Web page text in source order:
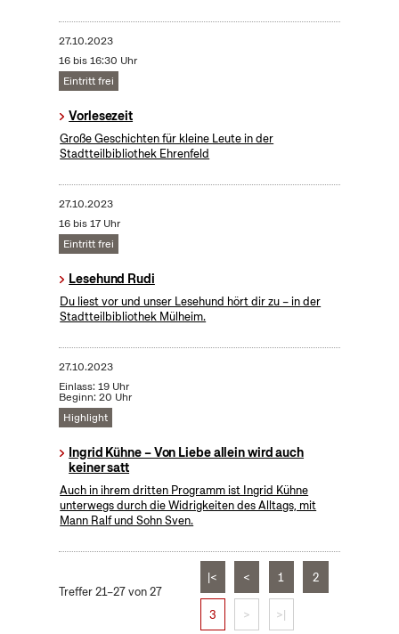
27.10.2023
16 bis 16:30 Uhr
Eintritt frei
Vorlesezeit
Große Geschichten für kleine Leute in der
Stadtteilbibliothek Ehrenfeld
27.10.2023
16 bis 17 Uhr
Eintritt frei
Lesehund Rudi
Du liest vor und unser Lesehund hört dir zu – in der
Stadtteilbibliothek Mülheim.
27.10.2023
Einlass: 19 Uhr
Beginn: 20 Uhr
Highlight
Ingrid Kühne – Von Liebe allein wird auch
keiner satt
Auch in ihrem dritten Programm ist Ingrid Kühne
unterwegs durch die Widrigkeiten des Alltags, mit
Mann Ralf und Sohn Sven.
Treffer 21–27 von 27
|< < 1 2
3 > >|